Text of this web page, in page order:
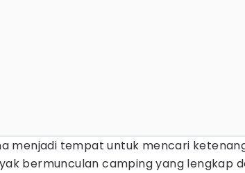
menjadi tempat untuk mencari
bermunculan camping yang lengkap